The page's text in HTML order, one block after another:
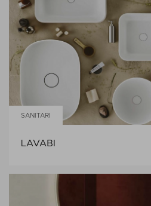
SANITARI
LAVABI